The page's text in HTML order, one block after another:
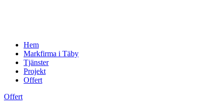
Hem
Markfirma i Täby
Tjänster
Projekt
Offert
Offert